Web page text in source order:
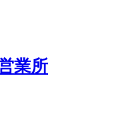
業所